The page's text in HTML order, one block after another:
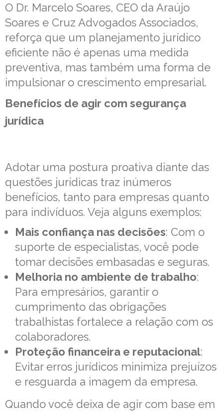
O Dr. Marcelo Soares, CEO da Araújo
Soares e Cruz Advogados Associados,
reforça que um planejamento jurídico
eficiente não é apenas uma medida
preventiva, mas também uma forma de
impulsionar o crescimento empresarial.
Benefícios de agir com segurança
jurídica
Adotar uma postura proativa diante das
questões jurídicas traz inúmeros
benefícios, tanto para empresas quanto
para indivíduos. Veja alguns exemplos:
Mais confiança nas decisões: Com o
suporte de especialistas, você pode
tomar decisões embasadas e seguras.
Melhoria no ambiente de trabalho:
Para empresários, garantir o
cumprimento das obrigações
trabalhistas fortalece a relação com os
colaboradores.
Proteção financeira e reputacional:
Evitar erros jurídicos minimiza prejuízos
e resguarda a imagem da empresa.
Quando você deixa de agir com base em